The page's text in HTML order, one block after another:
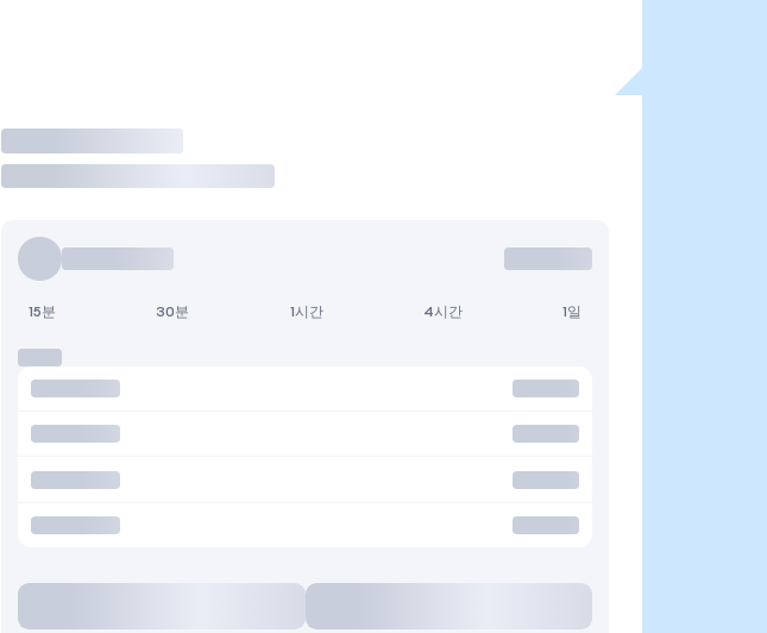
거래
15분 30분 1시간 4시간 1일